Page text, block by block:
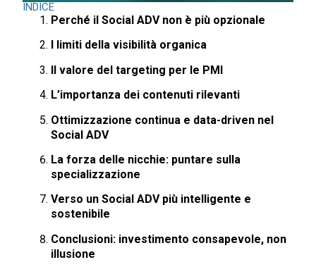
INDICE
Perché il Social ADV non è più opzionale
I limiti della visibilità organica
Il valore del targeting per le PMI
L’importanza dei contenuti rilevanti
Ottimizzazione continua e data-driven nel
Social ADV
La forza delle nicchie: puntare sulla
specializzazione
Verso un Social ADV più intelligente e
sostenibile
Conclusioni: investimento consapevole, non
illusione